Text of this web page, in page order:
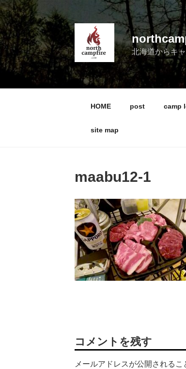
コ
ン
テ
ン
ツ
へ
キ
北海道からキ
HOME post camp
site map
maabu12-1
コメントを残す
メールアドレスが公開されるこ